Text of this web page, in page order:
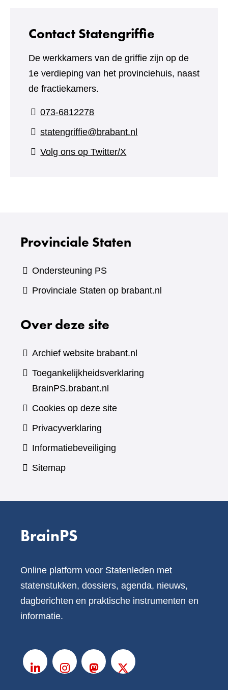
Contact Statengriffie
De werkkamers van de griffie zijn op de
1e verdieping van het provinciehuis, naast
de fractiekamers.
073-6812278
statengriffie@brabant.nl
Volg ons op Twitter/X
Provinciale Staten
Ondersteuning PS
Provinciale Staten op brabant.nl
Over deze site
Archief website brabant.nl
Toegankelijkheidsverklaring
BrainPS.brabant.nl
Cookies op deze site
Privacyverklaring
Informatiebeveiliging
Sitemap
BrainPS
Online platform voor Statenleden met
statenstukken, dossiers, agenda, nieuws,
dagberichten en praktische instrumenten en
informatie.